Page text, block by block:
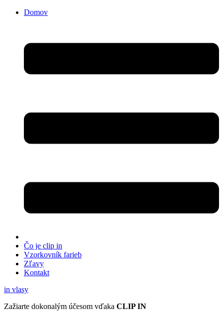
Domov
Čo je clip in
Vzorkovník farieb
Zľavy
Kontakt
in vlasy
Zažiarte dokonalým účesom vďaka CLIP IN